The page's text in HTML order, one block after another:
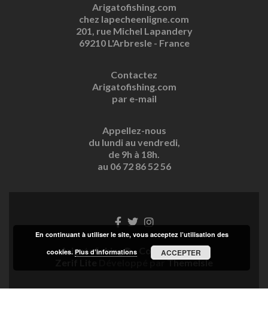
Arigatofishing.com
chez lapecheenligne.com
201, rue Michel Lapandery
69210 L'Arbresle - France
Contactez
Arigatofishing.com
par e-mail
Appellez-nous
du lundi au vendredi,
de 9h à 18h.
au 06 72 86 52 56
Lien
Facebook
Lien
Twitter
Lien
Instagram
Arigatofishing® - Copyright 2025
Développé parThemeIsle
En continuant à utiliser le site, vous acceptez l’utilisation des
cookies.Plus d’informations ACCEPTER